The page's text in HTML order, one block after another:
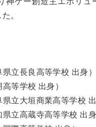
。
長良高等学校 出身）
等学校 出身）
大垣商業高等学校 出
高蔵寺高等学校 出身